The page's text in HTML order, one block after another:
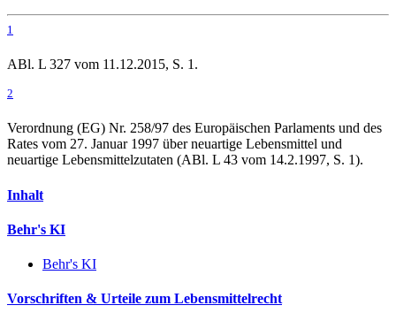
1
ABl. L 327 vom 11.12.2015, S. 1.
2
Verordnung (EG) Nr. 258/97 des Europäischen Parlaments und des
Rates vom 27. Januar 1997 über neuartige Lebensmittel und
neuartige Lebensmittelzutaten (ABl. L 43 vom 14.2.1997, S. 1).
Inhalt
Behr's KI
Behr's KI
Vorschriften & Urteile zum Lebensmittelrecht